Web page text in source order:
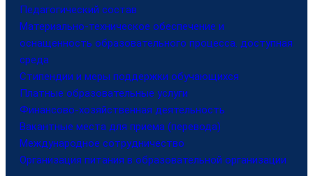
Педагогический состав
Материально-техническое обеспечение и
оснащенность образовательного процесса. доступная
среда
Стипендии и меры поддержки обучающихся
Платные образовательные услуги
Финансово-хозяйственная деятельность
Вакантные места для приема (перевода)
Международное сотрудничество
Организация питания в образовательной организации